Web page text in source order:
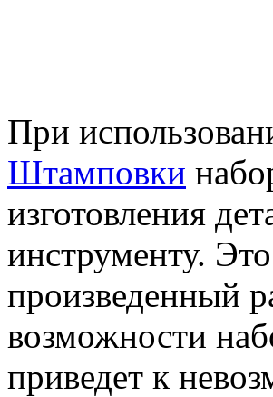
При
Штамповки
изготовления
инструменту.
произведенный
возможности
приведет к